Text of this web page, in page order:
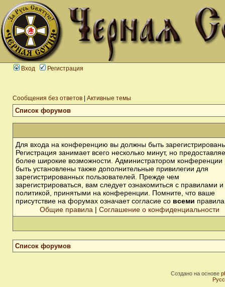
Вход Регистрация
Сообщения без ответов Активные темы
Список форумов
Для входа на конференцию вы должны быть
Регистрация занимает всего несколько минут, но
более широкие возможности. Администратором конференции
быть установлены также дополнительные привилегии для
зарегистрированных пользователей. Прежде чем
зарегистрироваться, вам следует ознакомиться с правилами и
политикой, принятыми на конференции. Помните, что ваше
присутствие на форумах означает согласие со всеми
Общие правила | Соглашение о конфиденциальности
Список форумов
Создано на основе